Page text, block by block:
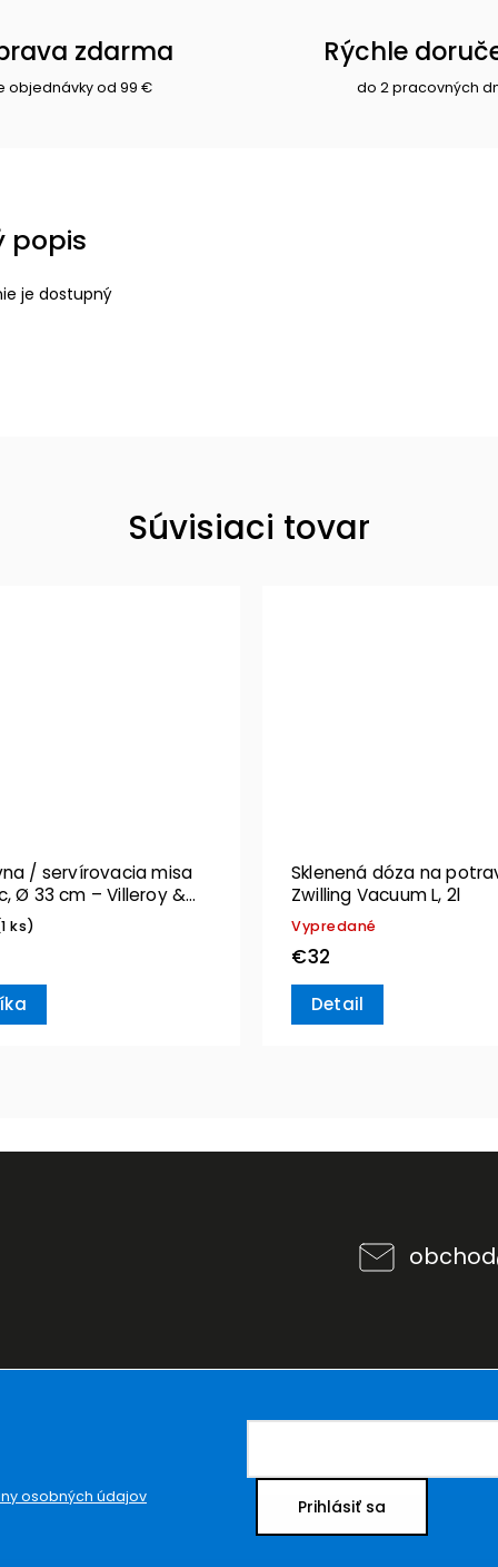
zdarma
objednávky od 99 €
Rýchle
do 2 pracovných
popis
je dostupný
Súvisiaci tovar
/ servírovacia misa
Ø 33 cm – Villeroy &
ks)
Sklenená dóza na
Zwilling Vacuum L, 2l
Vypredané
€32
Detail
obchod
osobných údajov Prihlásiť sa